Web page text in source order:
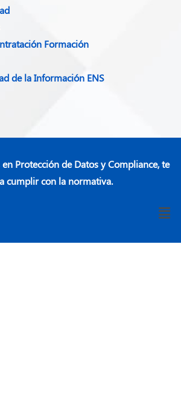
Formación
de la Información ENS
Protección de Datos y Compliance, te
cumplir con la normativa.